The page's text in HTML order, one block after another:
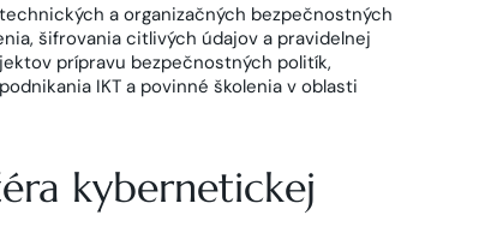
a organizačných bezpečnostných
šifrovania citlivých údajov a pravidelnej
prípravu bezpečnostných politík,
IKT a povinné školenia v oblasti
kybernetickej